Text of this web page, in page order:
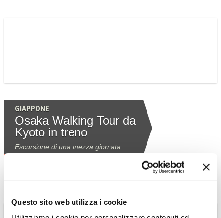
Questo sito web utilizza i cookie
GIAPPONE
Osaka Walking Tour da
Kyoto in treno
Escursione di una mezza giornata